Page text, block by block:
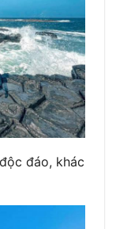
đáo, khác